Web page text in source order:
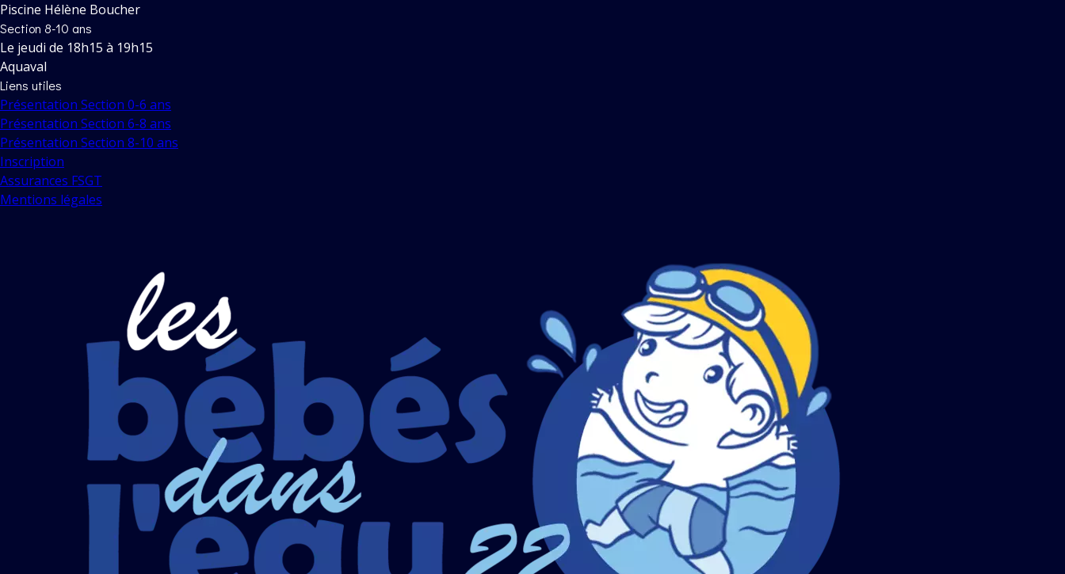
Piscine Hélène Boucher
Section 8-10 ans
Le jeudi de 18h15 à 19h15
Aquaval
Liens utiles
Présentation Section 0-6 ans
Présentation Section 6-8 ans
Présentation Section 8-10 ans
Inscription
Assurances FSGT
Mentions légales